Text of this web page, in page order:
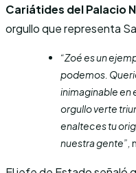
Cariátides del Palacio
orgullo que representa
“Zoé es un
podemos.
inimaginable en
orgullo verte
enalteces tu
nuestra gente”,